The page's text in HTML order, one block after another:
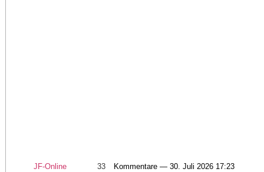
JF-Online 33 Kommentare — 30. Juli 2026 17:23